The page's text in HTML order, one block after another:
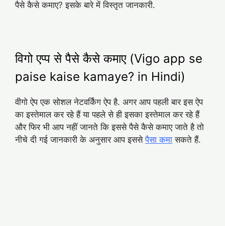
पैसे कैसे कमाए? इसके बारे में विस्तृत जानकारी.
विगो एप्प से पैसे कैसे कमाए (Vigo app se
paise kaise kamaye? in Hindi)
वीगो ऐप एक सोशल नेटवर्किंग ऐप है. अगर आप पहली बार इस ऐप
का इस्तेमाल कर रहे हैं या पहले से ही इसका इस्तेमाल कर रहे हैं
और फिर भी आप नहीं जानते कि इससे पैसे कैसे कमाए जाते है तो
नीचे दी गई जानकारी के अनुसार आप इससेपैसा कमा सकते हैं.